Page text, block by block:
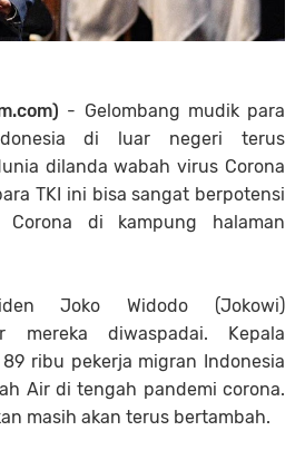
- Gelombang mudik para
di luar negeri terus
dilanda wabah virus Corona
TKI ini bisa sangat berpotensi
Corona di kampung halaman
Joko Widodo (Jokowi)
mereka diwaspadai. Kepala
ribu pekerja migran Indonesia
Air di tengah pandemi corona.
masih akan terus bertambah.